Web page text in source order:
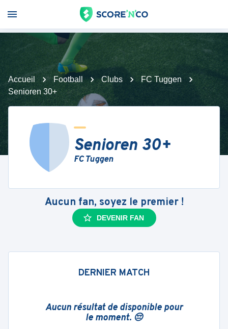
Accueil Football Clubs
FC Tuggen
Senioren 30+
Senioren 30+
FC Tuggen
Aucun fan, soyez le premier !
DEVENIR FAN
DERNIER MATCH
Aucun résultat de disponible pour
le moment. 😔